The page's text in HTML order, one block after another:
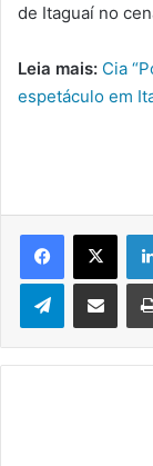
de Itaguaí no
Leia mais: Cia
espetáculo em
Telegram